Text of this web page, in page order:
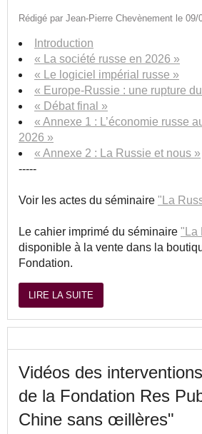
Rédigé par Jean-Pierre Chevènement le 09/
Introduction
« La société russe en 2026 »
« Le logiciel impérial russe »
« Europe-Russie : une rupture
« Débat final »
« Annexe 1 : L’économie russe
2026 »
« Annexe 2 : La Russie et nous »
-----
Voir les actes du séminaire "La
Le cahier imprimé du séminaire "La
disponible à la vente dans la
Fondation.
LIRE LA SUITE
Vidéos des
de la Fondation Res
Chine sans œillères"